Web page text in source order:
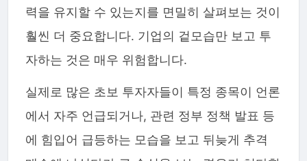
력을 유지할 수 있는지를 면밀히 살펴보는 것이
훨씬 더 중요합니다. 기업의 겉모습만 보고 투
자하는 것은 매우 위험합니다.
실제로 많은 초보 투자자들이 특정 종목이 언론
에서 자주 언급되거나, 관련 정부 정책 발표 등
에 힘입어 급등하는 모습을 보고 뒤늦게 추격